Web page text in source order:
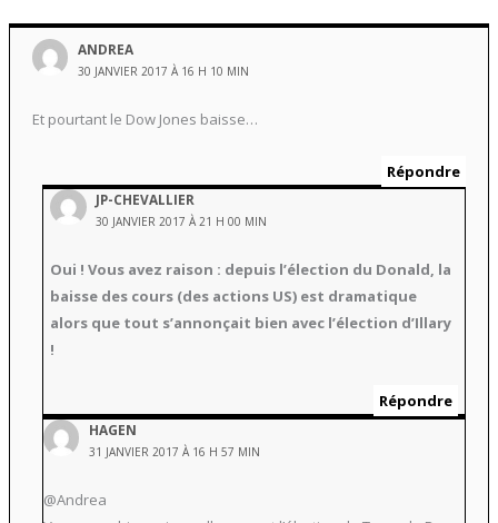
ANDREA
30 JANVIER 2017 À 16 H 10 MIN
Et pourtant le Dow Jones baisse…
Répondre
JP-CHEVALLIER
30 JANVIER 2017 À 21 H 00 MIN
Oui ! Vous avez raison : depuis l’élection du Donald, la
baisse des cours (des actions US) est dramatique
alors que tout s’annonçait bien avec l’élection d’Illary
!
Répondre
HAGEN
31 JANVIER 2017 À 16 H 57 MIN
@Andrea